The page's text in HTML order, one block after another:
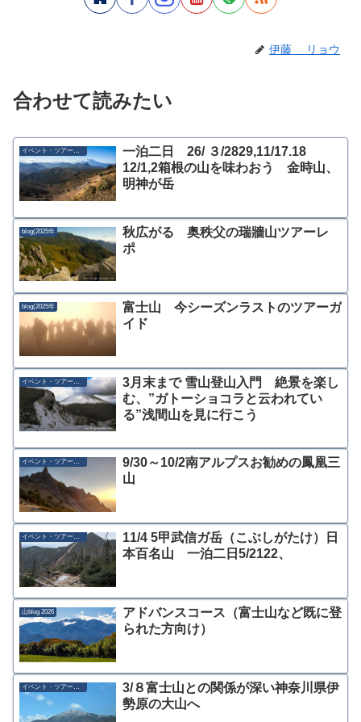
伊藤 リョウ
合わせて読みたい
イベント・ツアー募集
一泊二日 26/ ３/2829,11/17.18
12/1,2箱根の山を味わおう 金時山、
明神が岳
blog(2025年
秋広がる 奥秩父の瑞牆山ツアーレ
ポ
blog(2025年
富士山 今シーズンラストのツアーガ
イド
3月末まで 雪山登山入門 絶景を楽し
む、”ガトーショコラと云われてい
る”浅間山を見に行こう
イベント・ツアー募集
9/30～10/2南アルプスお勧めの鳳凰三
山
イベント・ツアー募集
11/4 5甲武信ガ岳（こぶしがたけ）日
本百名山 一泊二日5/2122、
山blog 2026
アドバンスコース（富士山など既に登
られた方向け）
イベント・ツアー募集
3/８富士山との関係が深い神奈川県伊
勢原の大山へ